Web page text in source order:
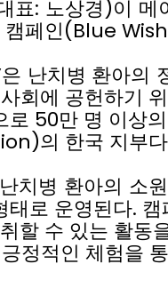
표: 노상경)이 메
캠페인(Blue
은 난치병 환아의
사회에 공헌하기
로 50만 명 이상의
의 한국 지부다
난치병 환아의 소
태로 운영된다. 캠
할 수 있는 활동
긍정적인 체험을